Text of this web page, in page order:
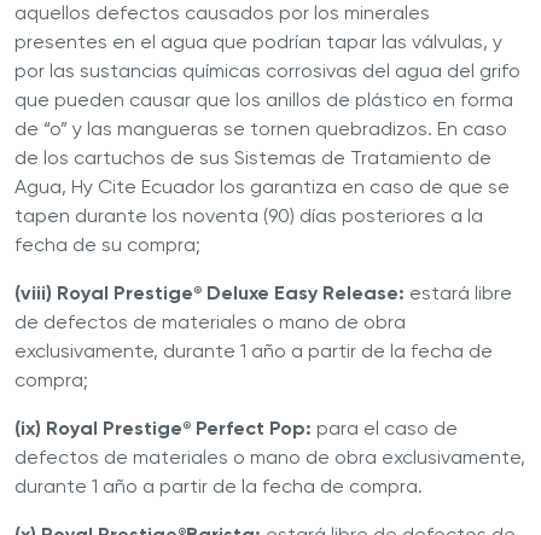
aquellos defectos causados por los minerales
presentes en el agua que podrían tapar las válvulas, y
por las sustancias químicas corrosivas del agua del grifo
que pueden causar que los anillos de plástico en forma
de “o” y las mangueras se tornen quebradizos. En caso
de los cartuchos de sus Sistemas de Tratamiento de
Agua, Hy Cite Ecuador los garantiza en caso de que se
tapen durante los noventa (90) días posteriores a la
fecha de su compra;
(viii) Royal Prestige ® Deluxe Easy Release: estará libre
de defectos de materiales o mano de obra
exclusivamente, durante 1 año a partir de la fecha de
compra;
(ix) Royal Prestige ® Perfect Pop: para el caso de
defectos de materiales o mano de obra exclusivamente,
durante 1 año a partir de la fecha de compra.
®